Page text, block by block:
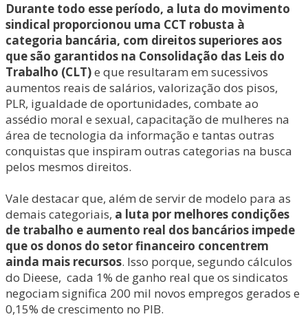
Durante todo esse período, a luta do movimento
sindical proporcionou uma CCT robusta à
categoria bancária, com direitos superiores aos
que são garantidos na Consolidação das Leis do
Trabalho (CLT)e que resultaram em sucessivos
aumentos reais de salários, valorização dos pisos,
PLR, igualdade de oportunidades, combate ao
assédio moral e sexual, capacitação de mulheres na
área de tecnologia da informação e tantas outras
conquistas que inspiram outras categorias na busca
pelos mesmos direitos.
Vale destacar que, além de servir de modelo para as
demais categoriais, a luta por melhores condições
de trabalho e aumento real dos bancários impede
que os donos do setor financeiro concentrem
ainda mais recursos. Isso porque, segundo cálculos
do Dieese, cada 1% de ganho real que os sindicatos
negociam significa 200 mil novos empregos gerados e
0,15% de crescimento no PIB.